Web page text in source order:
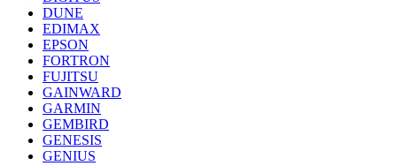
DUNE
EDIMAX
EPSON
FORTRON
FUJITSU
GAINWARD
GARMIN
GEMBIRD
GENESIS
GENIUS